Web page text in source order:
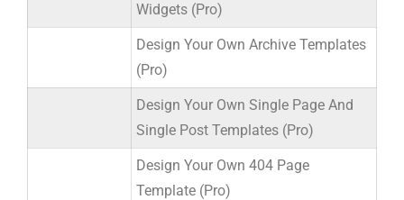
Widgets (Pro)
Design Your Own Archive Templates
(Pro)
Design Your Own Single Page And
Single Post Templates (Pro)
Design Your Own 404 Page
Template (Pro)